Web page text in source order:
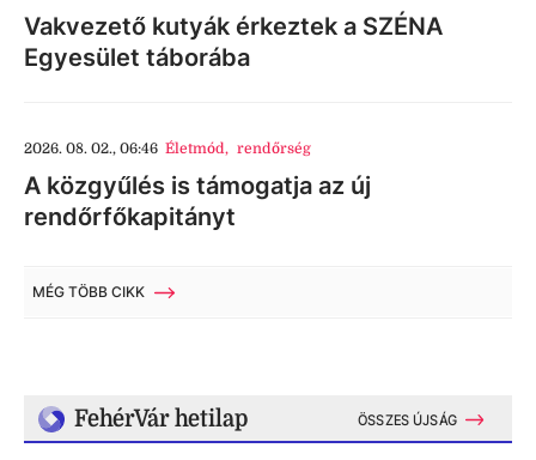
Vakvezető kutyák érkeztek a SZÉNA
Egyesület táborába
2026. 08. 02., 06:46 Életmód, rendőrség
A közgyűlés is támogatja az új
rendőrfőkapitányt
MÉG TÖBB CIKK
FehérVár hetilap ÖSSZES ÚJSÁG